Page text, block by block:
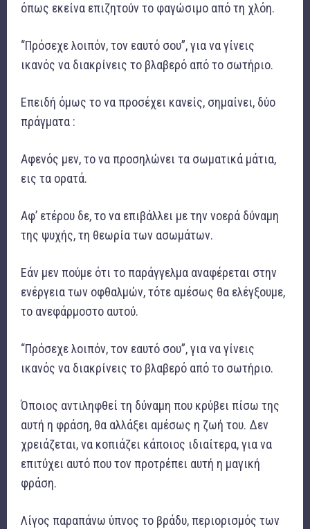
όπως εκείνα επιζητούν το φαγώσιμο από τη χλόη.
“Πρόσεχε λοιπόν, τον εαυτό σου”, για να γίνεις
ικανός να διακρίνεις το βλαβερό από το σωτήριο.
Επειδή όμως το να προσέχει κανείς, σημαίνει, δύο
πράγματα :
Αφενός μεν, το να προσηλώνει τα σωματικά μάτια,
εις τα ορατά.
Αφ’ ετέρου δε, το να επιβάλλει με την νοερά δύναμη
της ψυχής, τη θεωρία των ασωμάτων.
Εάν μεν πούμε ότι το παράγγελμα αναφέρεται στην
ενέργεια των οφθαλμών, τότε αμέσως θα ελέγξουμε,
το ανεφάρμοστο αυτού.
“Πρόσεχε λοιπόν, τον εαυτό σου”, για να γίνεις
ικανός να διακρίνεις το βλαβερό από το σωτήριο.
Όποιος αντιληφθεί τη δύναμη που κρύβει πίσω της
αυτή η φράση, θα αλλάξει αμέσως η ζωή του. Δεν
χρειάζεται, να κοπιάζει κάποιος ιδιαίτερα, για να
επιτύχει αυτό που τον προτρέπει αυτή η μαγική
φράση.
Λίγος παραπάνω ύπνος το βράδυ, περιορισμός των